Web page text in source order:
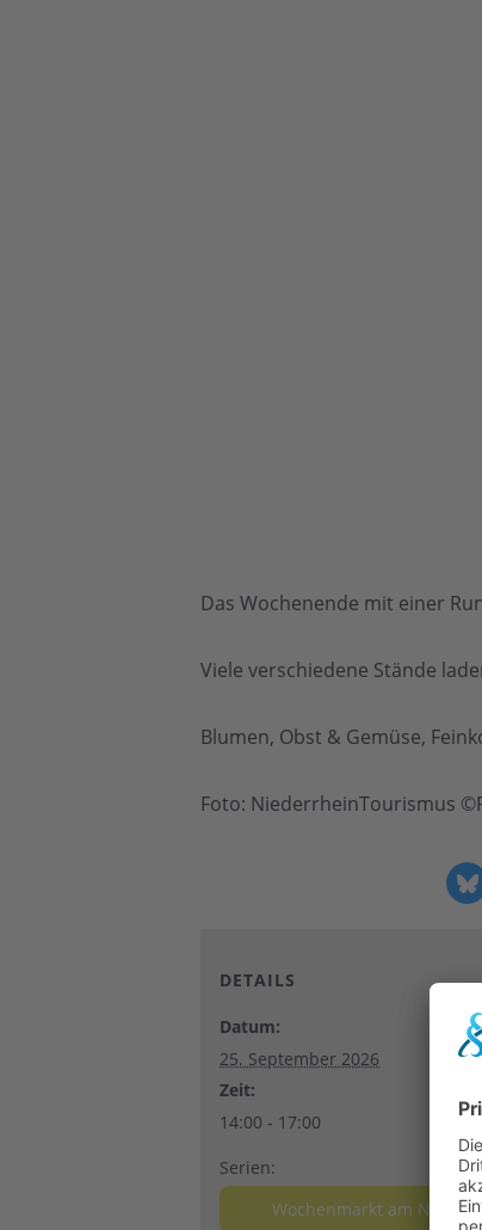
Das Wochenende mit einer
Viele verschiedene Stände
Blumen, Obst & Gemüse,
Foto: NiederrheinTourismus
DETAILS
Datum:
25. September 2026
Zeit:
14:00 - 17:00
Serien:
Wochenmarkt am